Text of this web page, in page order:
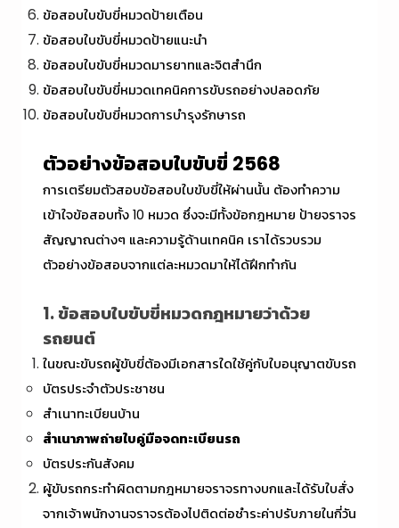
ข้อสอบใบขับขี่หมวดป้ายเตือน
ข้อสอบใบขับขี่หมวดป้ายแนะนำ
ข้อสอบใบขับขี่หมวดมารยาทและจิตสำนึก
ข้อสอบใบขับขี่หมวดเทคนิคการขับรถอย่างปลอดภัย
ข้อสอบใบขับขี่หมวดการบำรุงรักษารถ
ตัวอย่างข้อสอบใบขับขี่ 2568
การเตรียมตัวสอบข้อสอบใบขับขี่ให้ผ่านนั้น ต้องทำความ
เข้าใจข้อสอบทั้ง 10 หมวด ซึ่งจะมีทั้งข้อกฎหมาย ป้ายจราจร
สัญญาณต่างๆ และความรู้ด้านเทคนิค เราได้รวบรวม
ตัวอย่างข้อสอบจากแต่ละหมวดมาให้ได้ฝึกทำกัน
1. ข้อสอบใบขับขี่หมวดกฎหมายว่าด้วย
รถยนต์
ในขณะขับรถผู้ขับขี่ต้องมีเอกสารใดใช้คู่กับใบอนุญาตขับรถ
บัตรประจำตัวประชาชน
สำเนาทะเบียนบ้าน
สำเนาภาพถ่ายใบคู่มือจดทะเบียนรถ
บัตรประกันสังคม
ผู้ขับรถกระทำผิดตามกฎหมายจราจรทางบกและได้รับใบสั่ง
จากเจ้าพนักงานจราจรต้องไปติดต่อชำระค่าปรับภายในกี่วัน